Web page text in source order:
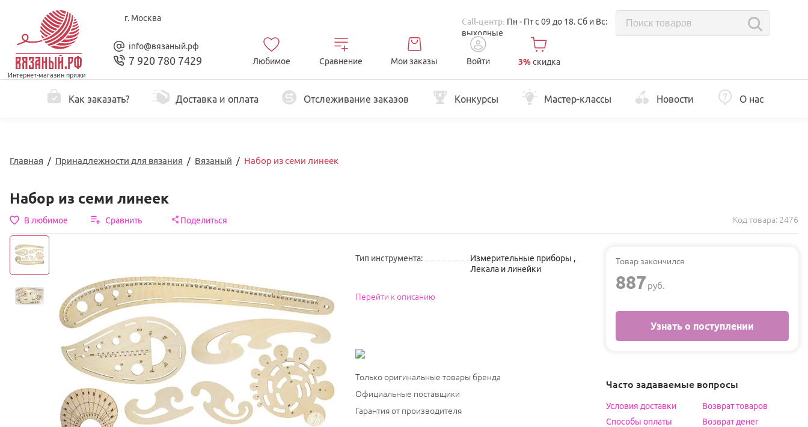
Интернет-магазин пряжи
г. Москва Call-центр: Пн - Пт с 09 до 18. Сб и Вс:
выходные
info@вязаный.рф
7 920 780 7429 Любимое Сравнение Мои заказы Войти 3%скидка
Как заказать? Доставка и оплата Отслеживание заказов Конкурсы Мастер-классы Новости О нас
Главная / Принадлежности для вязания / Вязаный / Набор из семи линеек
Набор из семи линеек
В любимое Сравнить Поделиться Код товара: 2476
Тип инструмента: Измерительные приборы ,
Лекала и линейки
Перейти к описанию
Только оригинальные товары бренда
Официальные поставщики
Гарантия от производителя
Товар закончился
887 руб.
Узнать о поступлении
Часто задаваемые вопросы
Условия доставки
Возврат товаров
Способы оплаты
Возврат денег